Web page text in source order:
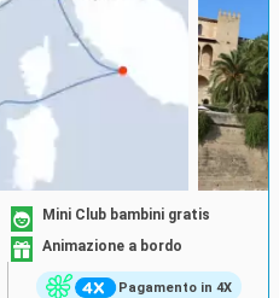
Ricerca
Pagamento in 4X
Mini Club bambini gratis
Animazione a bordo